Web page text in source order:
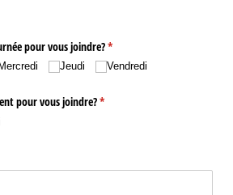
pour vous joindre?*
(requis)
Mercredi Jeudi Vendredi
pour vous joindre?*
(requis)